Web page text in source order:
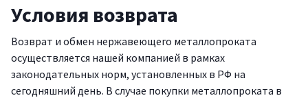
Условия возврата
Возврат и обмен нержавеющего металлопроката
осуществляется нашей компанией в рамках
законодательных норм, установленных в РФ на
сегодняшний день. В случае покупки металлопроката в